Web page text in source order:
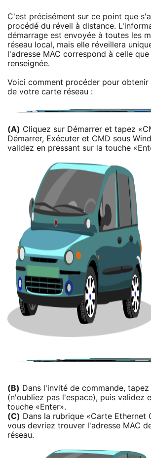
C'est précisément sur ce point que
procédé du réveil à distance.
démarrage est envoyée à toutes les
réseau local, mais elle réveillera
l'adresse MAC correspond à celle
renseignée.
Voici comment procéder pour obtenir
de votre carte réseau :
(A) Cliquez sur Démarrer et tapez
Démarrer, Exécuter et CMD sous
validez en pressant sur la touche
(B) Dans l'invité de commande,
(n'oubliez pas l'espace), puis validez
touche «Enter».
(C) Dans la rubrique «Carte Ethernet
vous devriez trouver l'adresse MAC
réseau.